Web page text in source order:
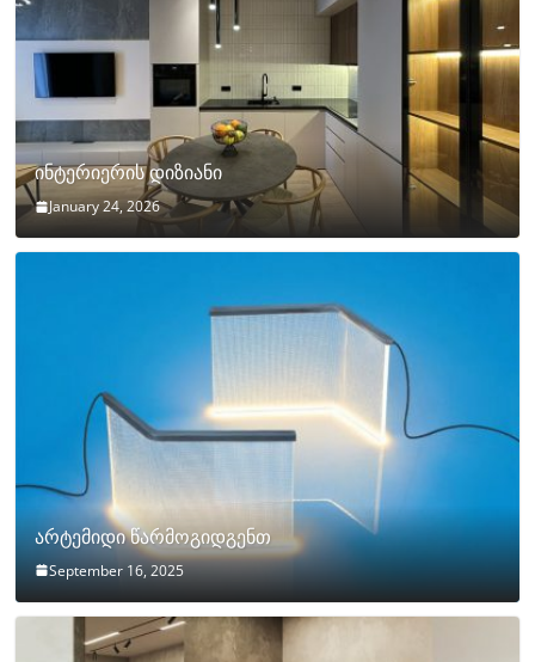
ინტერიერის დიზიანი
January 24, 2026
არტემიდი წარმოგიდგენთ
September 16, 2025